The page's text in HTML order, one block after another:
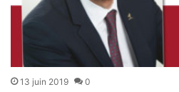
13 juin 2019 0